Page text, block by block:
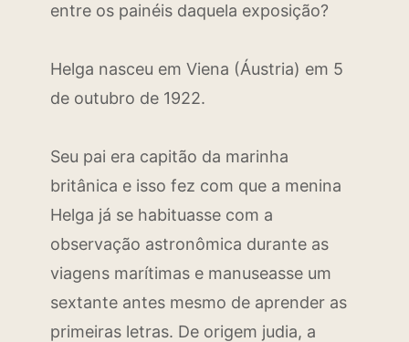
entre os painéis daquela exposição?
Helga nasceu em Viena (Áustria) em 5
de outubro de 1922.
Seu pai era capitão da marinha
britânica e isso fez com que a menina
Helga já se habituasse com a
observação astronômica durante as
viagens marítimas e manuseasse um
sextante antes mesmo de aprender as
primeiras letras. De origem judia, a